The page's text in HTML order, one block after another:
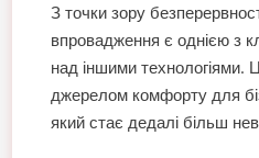
З точки зору
впровадження є однією з
над іншими технологіями.
джерелом комфорту для
який стає дедалі більш